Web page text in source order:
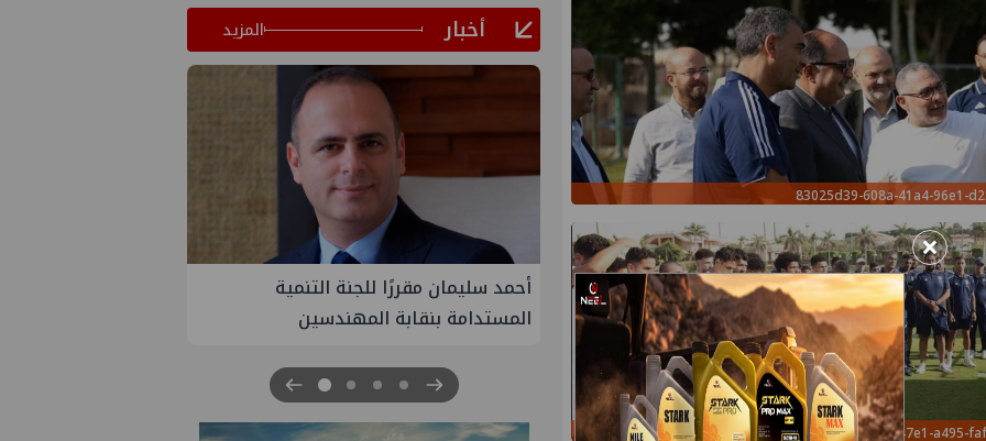
83025d39-608a-41a4-96e1-
194b1885-00c7-47e1-a495-
أخبار المزيد
في
أحمد سليمان مقررًا للجنة التنمية
المستدامة بنقابة المهندسين
PMS تنهي أعمال إنزال الخطوط البحرية
الثلاث بمشروع المرحلة الرابعة لتنمية حقل
سيناء للبترول
×